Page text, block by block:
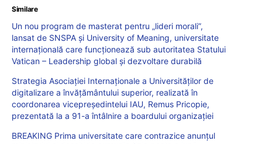
Similare
Un nou program de masterat pentru „lideri morali”,
lansat de SNSPA și University of Meaning, universitate
internațională care funcționează sub autoritatea Statului
Vatican – Leadership global și dezvoltare durabilă
Strategia Asociației Internaționale a Universităților de
digitalizare a învățământului superior, realizată în
coordonarea vicepreședintelui IAU, Remus Pricopie,
prezentată la a 91-a întâlnire a boardului organizației
BREAKING Prima universitate care contrazice anunțul